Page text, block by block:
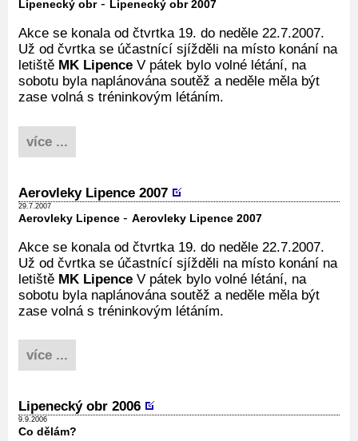
Lipenecký obr- Lipenecký obr 2007
Akce se konala od čtvrtka 19. do neděle 22.7.2007.
Už od čvrtka se účastnící sjížděli na místo konání na
letiště MK Lipence V pátek bylo volné létání, na
sobotu byla naplánována soutěž a neděle měla být
zase volná s tréninkovým létáním.
více ...
Aerovleky Lipence 2007
29.7.2007
Aerovleky Lipence - Aerovleky Lipence 2007
Akce se konala od čtvrtka 19. do neděle 22.7.2007.
Už od čvrtka se účastnící sjížděli na místo konání na
letiště MK Lipence V pátek bylo volné létání, na
sobotu byla naplánována soutěž a neděle měla být
zase volná s tréninkovým létáním.
více ...
Lipenecký obr 2006
9.9.2006
Co dělám?